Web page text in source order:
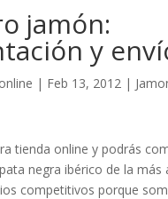
jamón:
y
| Feb 13, 2012|
tienda online y podrás
negra ibérico de la más
competitivos porque